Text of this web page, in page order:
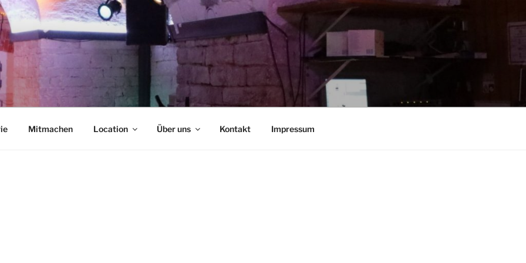
Mitmachen Location Über uns Kontakt Impressum